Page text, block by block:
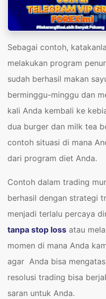
Sebagai contoh,
melakukan program
sudah berhasil makan
berminggu-minggu dan
kali Anda kembali ke
dua burger dan milk tea
contoh situasi di mana
dari program diet Anda.
Contoh dalam trading
berhasil dengan strategi
menjadi terlalu percaya
tanpa stop loss atau
momen di mana Anda
agar Anda bisa
resolusi trading bisa
saran untuk Anda.